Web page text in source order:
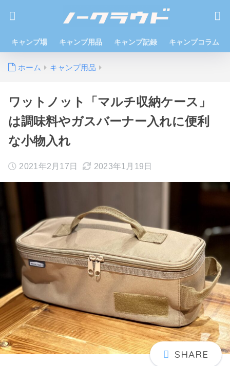
キャンプ場 キャンプ用品 キャンプ記録 キャンプコラム
ホーム キャンプ用品
ワットノット「マルチ収納ケース」
は調味料やガスバーナー入れに便利
な小物入れ
2021年2月17日 2023年1月19日